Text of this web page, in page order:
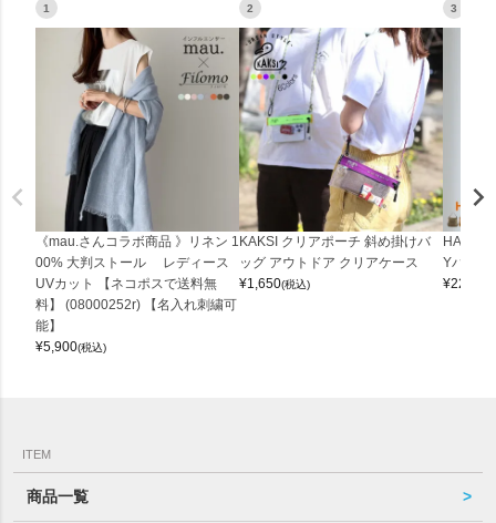
1
《mau.さんコラボ商品 》リネン 1
00% 大判ストール レディース
UVカット 【ネコポスで送料無
料】 (08000252r) 【名入れ刺繍可
能】
¥5,900(税込)
2
KAKSI クリアポーチ 斜め掛けバ
ッグ アウトドア クリアケース
¥1,650(税込)
3
Yバッグ
¥22,000
ITEM
商品一覧